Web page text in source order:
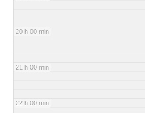
20 h 00 min
21 h 00 min
22 h 00 min